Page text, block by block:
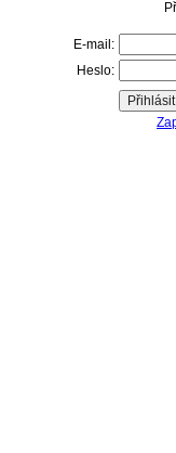
E-mail:
Heslo: